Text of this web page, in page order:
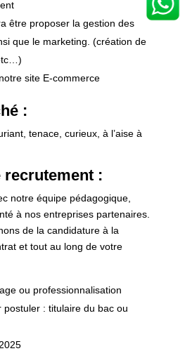
être proposer la gestion des
que le marketing. (création de
site E-commerce
:
tenace, curieux, à l’aise à
recrutement :
notre équipe pédagogique,
à nos entreprises partenaires.
de la candidature à la
et tout au long de votre
ou professionnalisation
postuler : titulaire du bac ou